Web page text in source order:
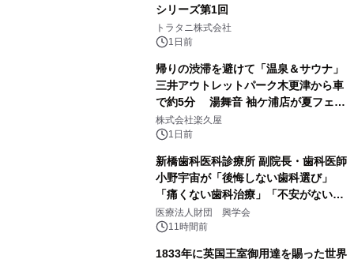
シリーズ第1回
トラタニ株式会社
1日前
帰りの渋滞を避けて「温泉＆サウナ」
三井アウトレットパーク木更津から車
で約5分 湯舞音 袖ケ浦店が夏フェア
メニューを提供
株式会社楽久屋
1日前
新橋歯科医科診療所 副院長・歯科医師
小野宇宙が「後悔しない歯科選び」
「痛くない歯科治療」「不安がない治
療計画」をテーマに専門監修
医療法人財団 興学会
11時間前
1833年に英国王室御用達を賜った世界